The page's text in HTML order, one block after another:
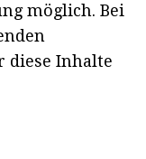
möglich. Bei
diese Inhalte